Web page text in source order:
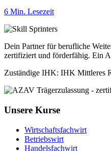
6 Min. Lesezeit
Dein Partner für berufliche
zertifiziert und förderfähig. Ein
Zuständige IHK: IHK Mittleres
Unsere Kurse
Wirtschaftsfachwirt
Betriebswirt
Handelsfachwirt